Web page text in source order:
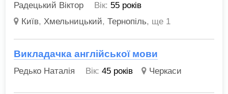
Радецький Віктор Вік: 55 років
Київ, Хмельницький,Тернопіль, ще 1
Викладачка англійської мови
Редько Наталія Вік: 45 років Черкаси